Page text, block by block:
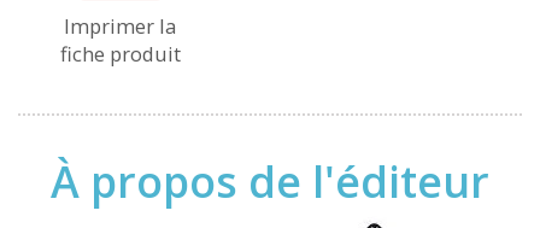
Imprimer la
fiche produit
À propos de l'éditeur